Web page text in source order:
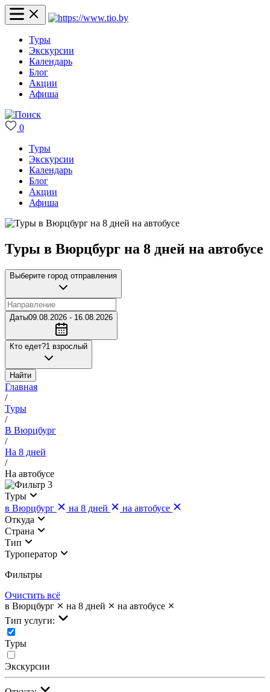
Туры
Экскурсии
Календарь
Блог
Акции
Афиша
0
Туры
Экскурсии
Календарь
Блог
Акции
Афиша
Туры в Вюрцбург на 8 дней на автобусе
Выберите город отправления
Даты09.08.2026 - 16.08.2026
Кто едет?1 взрослый
Найти
Главная
/
Туры
/
В Вюрцбург
/
На 8 дней
/
На автобусе
3
Туры
в Вюрцбург
на 8 дней
на автобусе
Откуда
Страна
Тип
Туроператор
Фильтры
Очистить всё
в Вюрцбург
на 8 дней
на автобусе
Тип услуги:
Туры
Экскурсии